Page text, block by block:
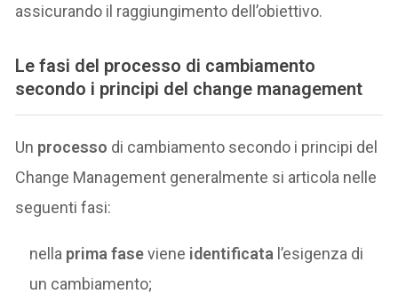
assicurando il raggiungimento dell’obiettivo.
Le fasi del processo di cambiamento
secondo i principi del change management
Un processo di cambiamento secondo i principi del
Change Management generalmente si articola nelle
seguenti fasi:
nella prima faseviene identificata l’esigenza di
un cambiamento;